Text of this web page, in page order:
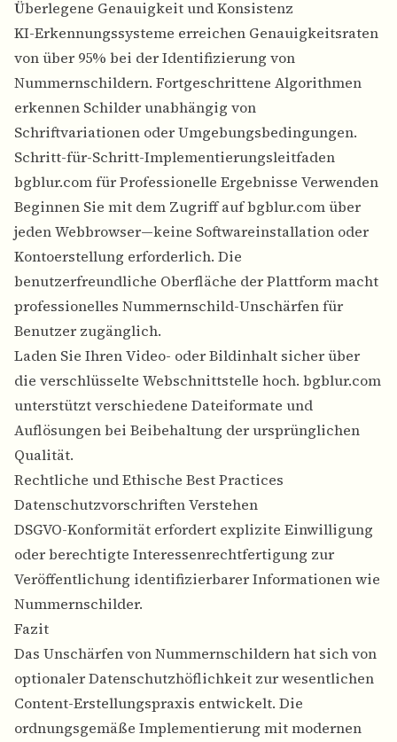
Überlegene Genauigkeit und Konsistenz
KI-Erkennungssysteme erreichen Genauigkeitsraten
von über 95% bei der Identifizierung von
Nummernschildern. Fortgeschrittene Algorithmen
erkennen Schilder unabhängig von
Schriftvariationen oder Umgebungsbedingungen.
Schritt-für-Schritt-Implementierungsleitfaden
bgblur.com für Professionelle Ergebnisse Verwenden
Beginnen Sie mit dem Zugriff auf bgblur.com über
jeden Webbrowser—keine Softwareinstallation oder
Kontoerstellung erforderlich. Die
benutzerfreundliche Oberfläche der Plattform macht
professionelles Nummernschild-Unschärfen für
Benutzer zugänglich.
Laden Sie Ihren Video- oder Bildinhalt sicher über
die verschlüsselte Webschnittstelle hoch. bgblur.com
unterstützt verschiedene Dateiformate und
Auflösungen bei Beibehaltung der ursprünglichen
Qualität.
Rechtliche und Ethische Best Practices
Datenschutzvorschriften Verstehen
DSGVO-Konformität erfordert explizite Einwilligung
oder berechtigte Interessenrechtfertigung zur
Veröffentlichung identifizierbarer Informationen wie
Nummernschilder.
Fazit
Das Unschärfen von Nummernschildern hat sich von
optionaler Datenschutzhöflichkeit zur wesentlichen
Content-Erstellungspraxis entwickelt. Die
ordnungsgemäße Implementierung mit modernen